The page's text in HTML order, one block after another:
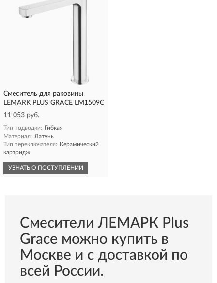
Смеситель для раковины
LEMARK PLUS GRACE LM1509C
11 053 руб.
Тип подводки: Гибкая
Материал: Латунь
Тип переключателя: Керамический
картридж
УЗНАТЬ О ПОСТУПЛЕНИИ
Смесители ЛЕМАРК Plus
Grace можно купить в
Москве и с доставкой по
всей России.